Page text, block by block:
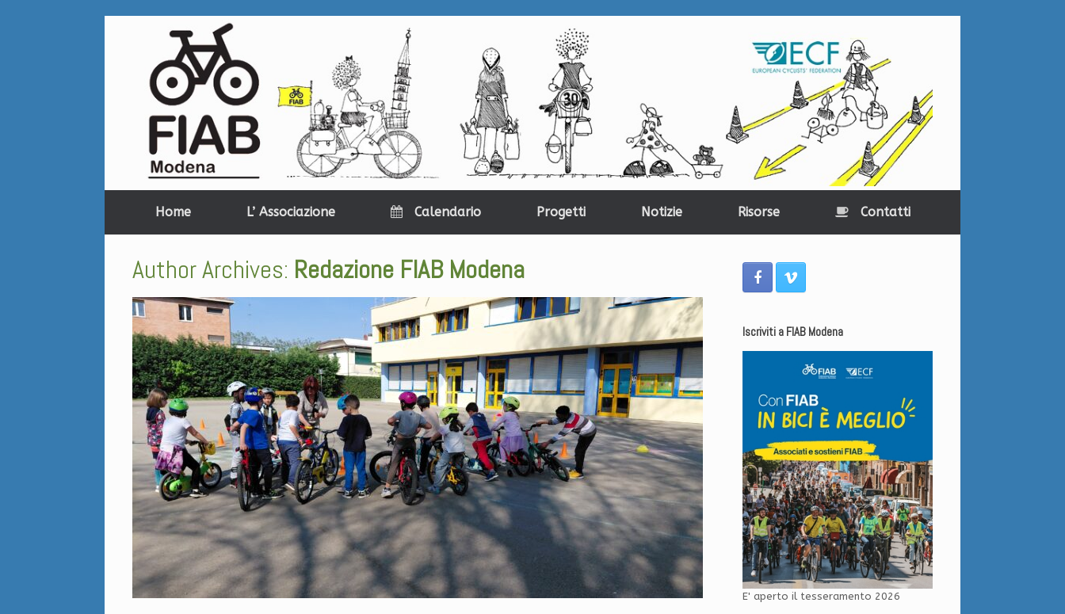
Home L’ Associazione Calendario Progetti Notizie Risorse Contatti
Author Archives: Redazione FIAB Modena
Iscriviti a FIAB Modena
E' aperto il tesseramento 2026